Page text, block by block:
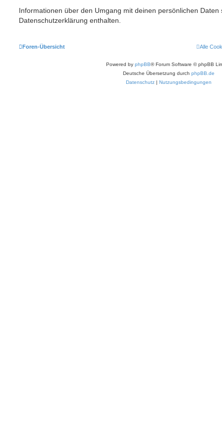
Informationen über den Umgang mit deinen persönlichen Daten
Datenschutzerklärung enthalten.
Foren-Übersicht Alle
Powered by phpBB® Forum Software © phpBB
Deutsche Übersetzung durch phpBB.de
Datenschutz | Nutzungsbedingungen